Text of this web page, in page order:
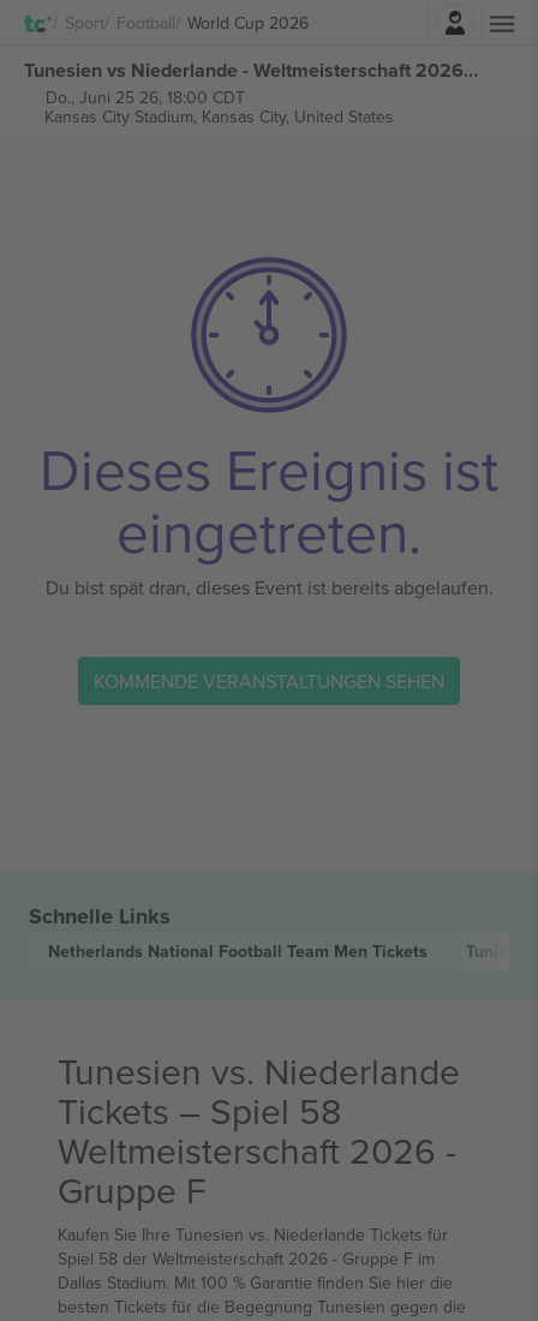
Sport Football World Cup 2026Einloggen
Tunesien vs Niederlande - Weltmeisterschaft 2026 - M58 Gruppe F tickets
Do., Juni 25 26, 18:00 CDT
Kansas City Stadium, Kansas City, United States
Dieses Ereignis ist
eingetreten.
Du bist spät dran, dieses Event ist bereits abgelaufen.
KOMMENDE VERANSTALTUNGEN SEHEN
Schnelle Links
Netherlands National Football Team Men Tickets Tunisia
Tunesien vs. Niederlande
Tickets – Spiel 58
Weltmeisterschaft 2026 -
Gruppe F
Kaufen Sie Ihre Tunesien vs. Niederlande Tickets für
Spiel 58 der Weltmeisterschaft 2026 - Gruppe F im
Dallas Stadium. Mit 100 % Garantie finden Sie hier die
besten Tickets für die Begegnung Tunesien gegen die